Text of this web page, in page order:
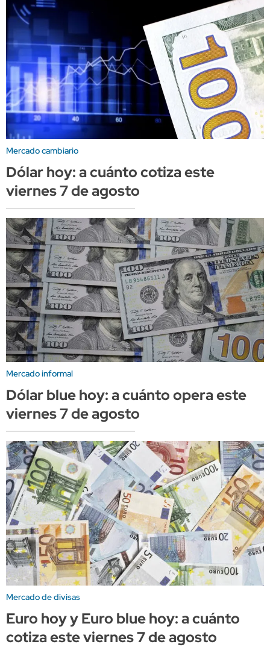
Mercado cambiario
Dólar hoy: a cuánto cotiza este
viernes 7 de agosto
Mercado informal
Dólar blue hoy: a cuánto opera este
viernes 7 de agosto
Mercado de divisas
Euro hoy y Euro blue hoy: a cuánto
cotiza este viernes 7 de agosto